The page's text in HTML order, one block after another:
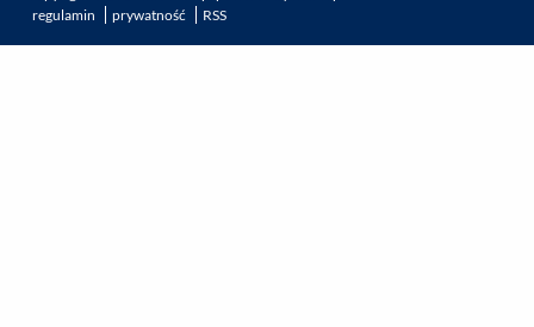
regulamin
prywatność RSS